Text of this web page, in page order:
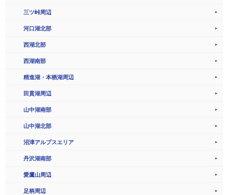
三ツ峠周辺
河口湖北部
西湖北部
西湖南部
精進湖・本栖湖周辺
田貫湖周辺
山中湖南部
山中湖北部
沼津アルプスエリア
丹沢湖南部
愛鷹山周辺
足柄周辺